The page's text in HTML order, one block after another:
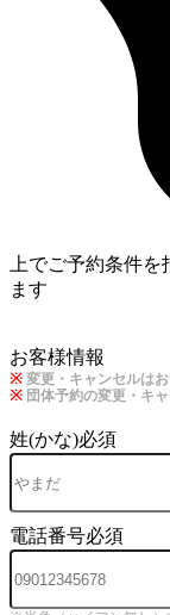
上でご予約条件
ます
お客様情報
※ 変更・キャンセルは
※ 団体予約の変更・キ
姓(かな)必須
電話番号必須